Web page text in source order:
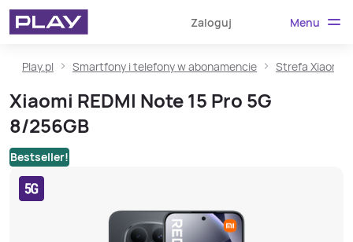
Zaloguj Menu
Play.pl Smartfony i telefony w abonamencie Strefa Xiaomi
Xiaomi REDMI Note 15 Pro 5G
8/256GB
Bestseller!